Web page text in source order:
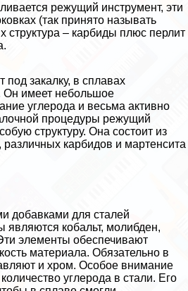
режущий инструмент, эти
(так принято называть
структура – карбиды плюс перлит
закалку, в сплавах
Он имеет небольшое
углерода и весьма активно
процедуры режущий
структуру. Она состоит из
различных карбидов и мартенсита
добавками для сталей
кобальт, молибден,
элементы обеспечивают
материала. Обязательно в
и хром. Особое внимание
углерода в стали. Его